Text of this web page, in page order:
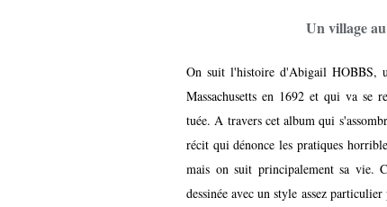
Un village
On suit l'histoire d'Abigail HOBBS,
Massachusetts en 1692 et qui va se
tuée. A travers cet album qui
récit qui dénonce les pratiques
mais on suit principalement sa vie.
dessinée avec un style assez